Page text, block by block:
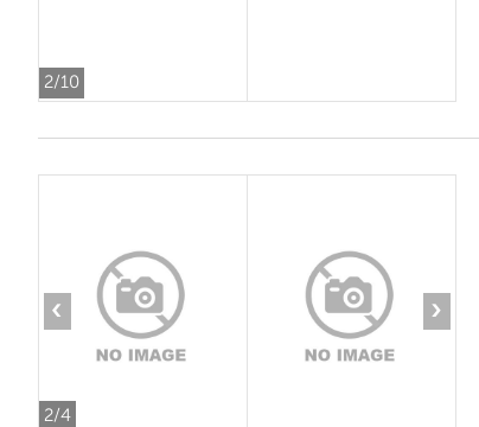
2/10
2/4
‹ ›